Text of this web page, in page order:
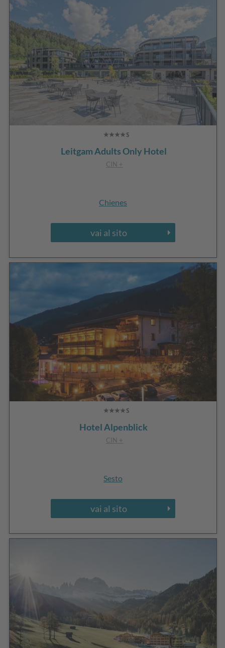
Leitgam Adults Only Hotel
CIN +
Chienes
vai al sito
Hotel Alpenblick
CIN +
Sesto
vai al sito